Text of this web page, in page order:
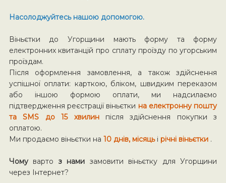
Насолоджуйтесь нашою допомогою.
Віньєтки до Угорщини мають форму та форму
електронних квитанцій про сплату проїзду по угорським
проїздам.
Після оформлення замовлення, а також здійснення
успішної оплати: карткою, бліком, швидким переказом
або іншою формою оплати, ми надсилаємо
підтвердження реєстрації віньєтки на електронну пошту
та SMS до 15 хвилин після здійснення покупки з
оплатою.
Ми продаємо віньєтки на 10 днів, місяць і річні віньєтки .
Чому варто з нами замовити віньєтку для Угорщини
через Інтернет?